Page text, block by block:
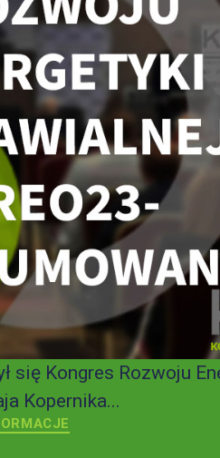
Kongres Rozwoju
Kopernika...